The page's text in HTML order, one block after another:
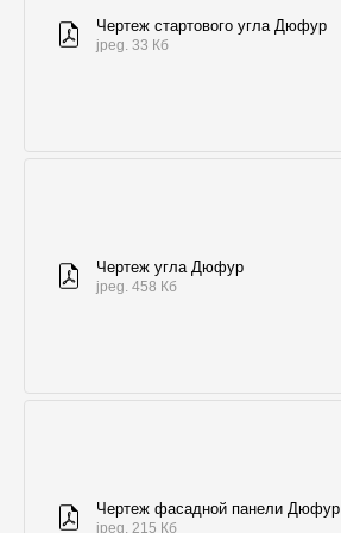
Чертеж стартового угла Дюфур
jpeg. 33 Кб
Чертеж угла Дюфур
jpeg. 458 Кб
Чертеж фасадной панели Дюфур
jpeg. 215 Кб